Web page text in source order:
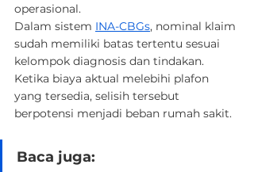
operasional.
Dalam sistem INA-CBGs, nominal klaim
sudah memiliki batas tertentu sesuai
kelompok diagnosis dan tindakan.
Ketika biaya aktual melebihi plafon
yang tersedia, selisih tersebut
berpotensi menjadi beban rumah sakit.
Baca juga: